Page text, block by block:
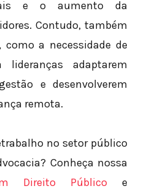
e o aumento da
Contudo, também
como a necessidade de
lideranças adaptarem
e desenvolverem
remota.
no setor público
Conheça nossa
Direito Público e